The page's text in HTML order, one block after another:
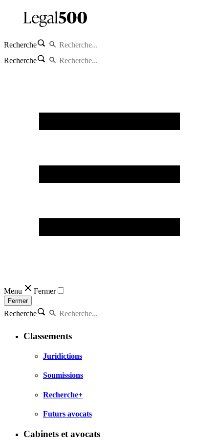
Recherche
Recherche
Menu Fermer
Fermer
Recherche
Classements
Juridictions
Soumissions
Recherche+
Futurs avocats
Cabinets et avocats